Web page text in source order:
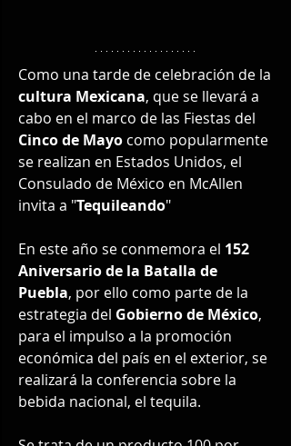
Como una tarde de celebración de la
cultura Mexicana, que se llevará a
cabo en el marco de las Fiestas del
Cinco de Mayo como popularmente
se realizan en Estados Unidos, el
Consulado de México en McAllen
invita a "Tequileando"
En este año se conmemora el 152
Aniversario de la Batalla de
Puebla, por ello como parte de la
estrategia del Gobierno de México,
para el impulso a la promoción
económica del país en el exterior, se
realizará la conferencia sobre la
bebida nacional, el tequila.